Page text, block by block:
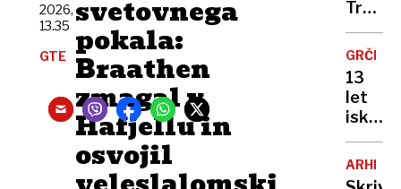
svetovnega
pokala:
Braathen
zmagal v
Hafjellu in
osvojil
2026,
13.35
GTE
delno
Trump
porušil
krilo,
pa
ne
dovoli
plesne
GRČIJA
13
let
pod
odkrili